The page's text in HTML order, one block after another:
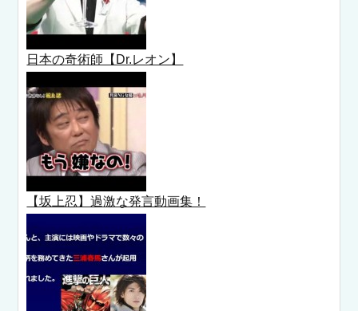
日本の奇術師【Dr.レオン】
【坂上忍】過激な発言動画集！